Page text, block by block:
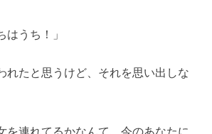
はうち！」
れたと思うけど、それを思い出しな
を連れてるかなんて、今のあなたに